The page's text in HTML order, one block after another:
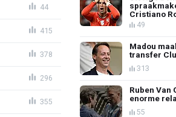
44
415
378
296
355
Cristiano
49
Madou
transfer
313
Ruben Van
enorme
55